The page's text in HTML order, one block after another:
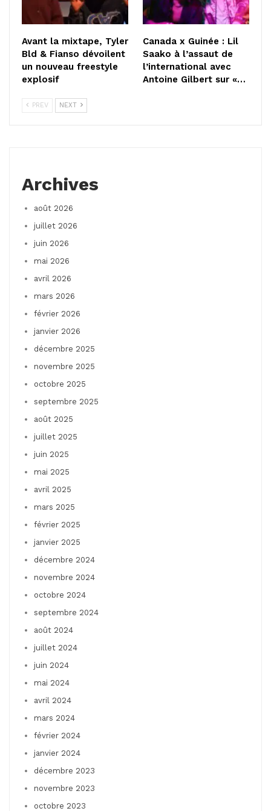
Avant la mixtape, Tyler
Bld & Fianso dévoilent
un nouveau freestyle
explosif
Canada x Guinée : Lil
Saako à l’assaut de
l’international avec
Antoine Gilbert sur «…
PREV NEXT
Archives
août 2026
juillet 2026
juin 2026
mai 2026
avril 2026
mars 2026
février 2026
janvier 2026
décembre 2025
novembre 2025
octobre 2025
septembre 2025
août 2025
juillet 2025
juin 2025
mai 2025
avril 2025
mars 2025
février 2025
janvier 2025
décembre 2024
novembre 2024
octobre 2024
septembre 2024
août 2024
juillet 2024
juin 2024
mai 2024
avril 2024
mars 2024
février 2024
janvier 2024
décembre 2023
novembre 2023
octobre 2023